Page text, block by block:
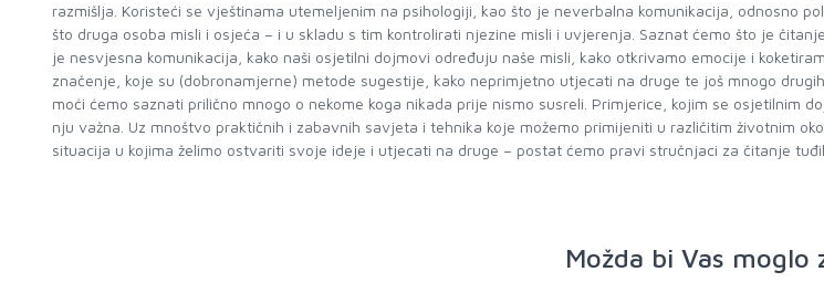
razmišlja. Koristeći se vještinama utemeljenim na psihologiji, kao što je neverbalna komunikacija, odnosno
što druga osoba misli i osjeća – i u skladu s tim kontrolirati njezine misli i uvjerenja. Saznat ćemo što je
je nesvjesna komunikacija, kako naši osjetilni dojmovi određuju naše misli, kako otkrivamo emocije i
značenje, koje su (dobronamjerne) metode sugestije, kako neprimjetno utjecati na druge te još mnogo
moći ćemo saznati prilično mnogo o nekome koga nikada prije nismo susreli. Primjerice, kojim se osjetilnim
nju važna. Uz mnoštvo praktičnih i zabavnih savjeta i tehnika koje možemo primijeniti u različitim životnim
situacija u kojima želimo ostvariti svoje ideje i utjecati na druge – postat ćemo pravi stručnjaci za čitanje
Možda bi Vas moglo